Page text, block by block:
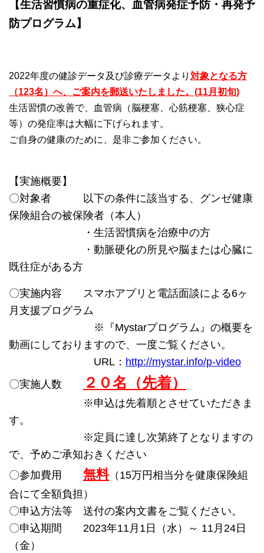
【生活習慣病の重症化、血管病発症予防・再発予
防プログラム】
2022年度の健診データ及び診療データより 対象となる方
（123名）へ、ご案内を郵送いたしました。(11月初旬)
生活習慣の改善で、血管病（脳梗塞、心筋梗塞、狭心症
等）の発症率は大幅に下げられます。
ご自身の健康のために、是非ご参加ください。
【実施概要】
〇対象者 以下の条件に該当する、グンゼ健康
保険組合の被保険者（本人）
・生活習慣病を治療中の方
・動脈硬化の所見や脳または心臓に
既往症がある方
〇実施内容 スマホアプリと電話面談による6ヶ
月支援プログラム
※『Mystarプログラム』の概要を
動画にしておりますので、一度ご覧ください。
URL： http://mystar.info/p-video
〇実施人数
２０名（先着）
※申込は先着順とさせていただきま
す。
※定員に達し次第終了となりますの
で、予めご承知おきください
〇参加費用 無料（15万円相当分を健康保険組
合にて全額負担）
〇申込方法等 送付の案内文書をご覧ください。
〇申込期間 2023年11月1日（水）～ 11月24日
（金）